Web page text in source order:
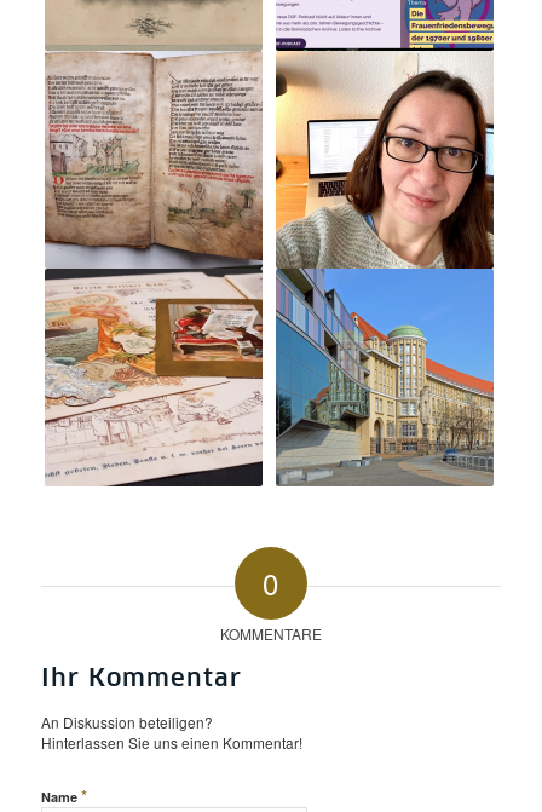
0
KOMMENTARE
Ihr Kommentar
An Diskussion beteiligen?
Hinterlassen Sie uns einen Kommentar!
Name *